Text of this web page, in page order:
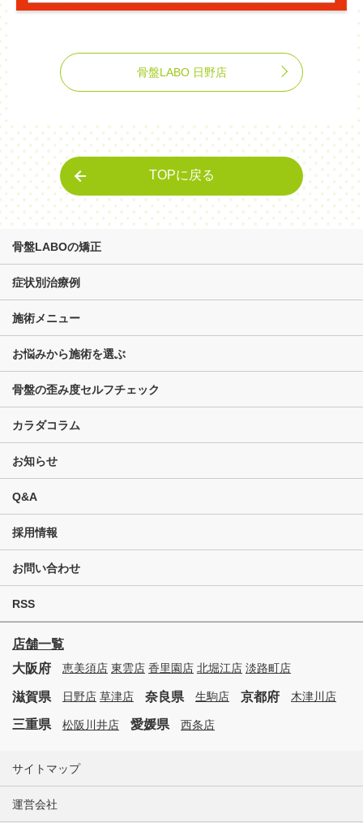
骨盤LABO 日野店
TOPに戻る
骨盤LABOの矯正
症状別治療例
施術メニュー
お悩みから施術を選ぶ
骨盤の歪み度セルフチェック
カラダコラム
お知らせ
Q&A
採用情報
お問い合わせ
RSS
店舗一覧
大阪府
恵美須店 東雲店 香里園店 北堀江店 淡路町店
滋賀県 日野店 草津店 奈良県 生駒店 京都府 木津川店
三重県 松阪川井店 愛媛県 西条店
サイトマップ
運営会社